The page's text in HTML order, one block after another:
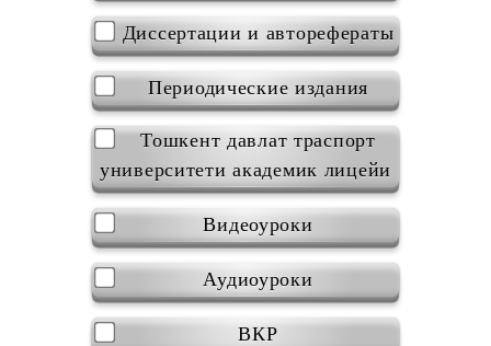
Диссертации и авторефераты
Периодические издания
Тошкент давлат траспорт
университети академик лицейи
Видеоуроки
Аудиоуроки
ВКР